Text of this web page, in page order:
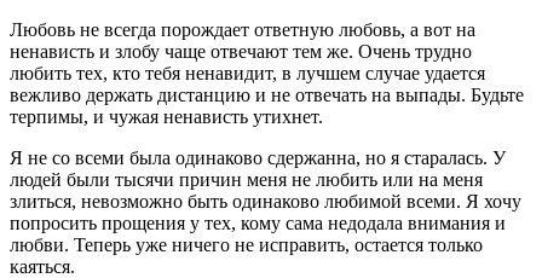
Любовь не всегда порождает ответную любовь, а вот на
ненависть и злобу чаще отвечают тем же. Очень трудно
любить тех, кто тебя ненавидит, в лучшем случае удается
вежливо держать дистанцию и не отвечать на выпады. Будьте
терпимы, и чужая ненависть утихнет.
Я не со всеми была одинаково сдержанна, но я старалась. У
людей были тысячи причин меня не любить или на меня
злиться, невозможно быть одинаково любимой всеми. Я хочу
попросить прощения у тех, кому сама недодала внимания и
любви. Теперь уже ничего не исправить, остается только
каяться.